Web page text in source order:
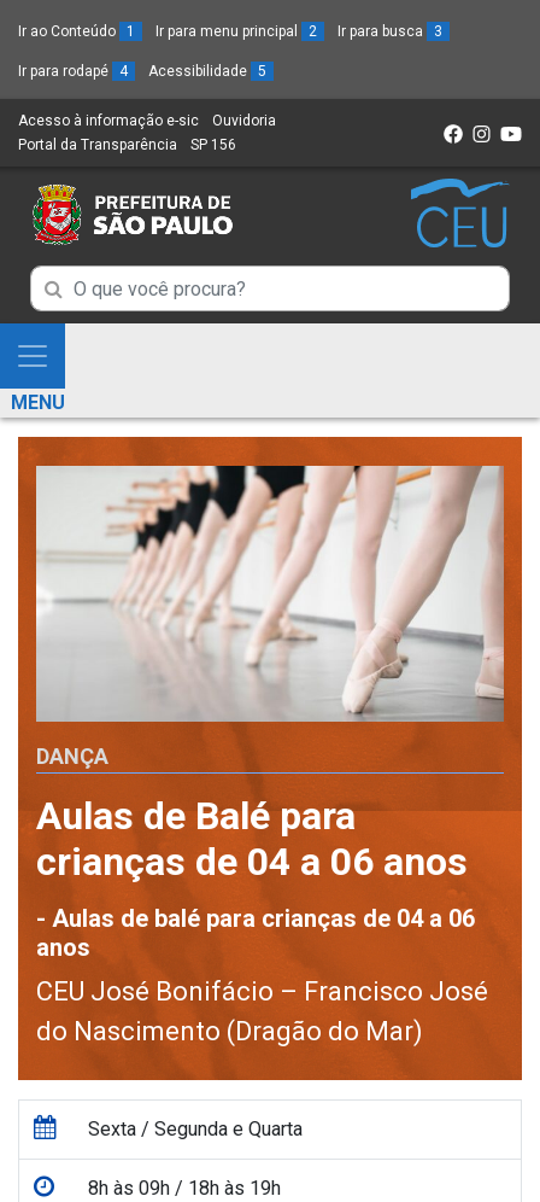
Ir ao Conteúdo 1 Ir para menu principal 2 Ir para busca 3
Ir para rodapé 4 Acessibilidade 5
Acesso à informação e-sic (Link
para
novo
sítio)
Ouvidoria
Portal da Transparência (Link
um
novo
SP 156
Campo
de
Busca
de
informações
Campo
de
de
informações
Mostra
e
Esconde
Menu
MENU
DANÇA
Aulas de Balé para
crianças de 04 a 06 anos
- Aulas de balé para crianças de 04 a 06
anos
CEU José Bonifácio – Francisco José
do Nascimento (Dragão do Mar)
Sexta / Segunda e Quarta
8h às 09h / 18h às 19h